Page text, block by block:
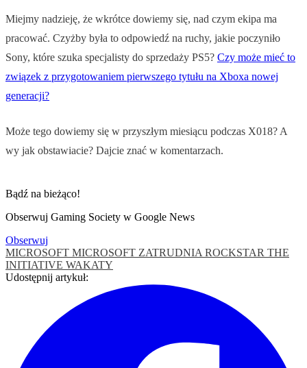
Miejmy nadzieję, że wkrótce dowiemy się, nad czym ekipa ma
pracować. Czyżby była to odpowiedź na ruchy, jakie poczyniło
Sony, które szuka specjalisty do sprzedaży PS5? Czy może mieć to
związek z przygotowaniem pierwszego tytułu na Xboxa nowej
generacji?
Może tego dowiemy się w przyszłym miesiącu podczas X018? A
wy jak obstawiacie? Dajcie znać w komentarzach.
Bądź na bieżąco!
Obserwuj Gaming Society w Google News
Obserwuj
MICROSOFT MICROSOFT ZATRUDNIA ROCKSTAR THE
INITIATIVE WAKATY
Udostępnij artykuł: